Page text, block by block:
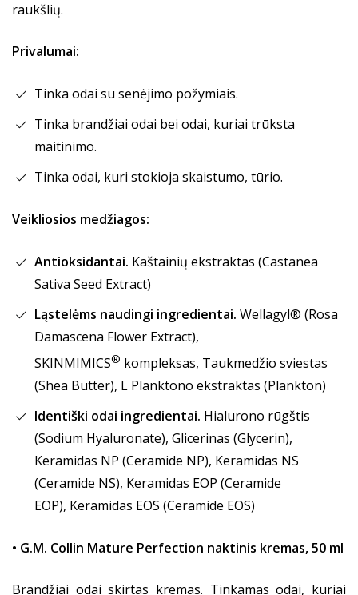
raukšlių.
Privalumai:
Tinka odai su senėjimo požymiais.
Tinka brandžiai odai bei odai, kuriai trūksta
maitinimo.
Tinka odai, kuri stokioja skaistumo, tūrio.
Veikliosios medžiagos:
Antioksidantai. Kaštainių ekstraktas (Castanea
Sativa Seed Extract)
Ląstelėms naudingi ingredientai. Wellagyl® (Rosa
Damascena Flower Extract),
SKINMIMICS® kompleksas, Taukmedžio sviestas
(Shea Butter), L Planktono ekstraktas (Plankton)
Identiški odai ingredientai. Hialurono rūgštis
(Sodium Hyaluronate), Glicerinas (Glycerin),
Keramidas NP (Ceramide NP), Keramidas NS
(Ceramide NS), Keramidas EOP (Ceramide
EOP), Keramidas EOS (Ceramide EOS)
• G.M. Collin Mature Perfection naktinis kremas, 50 ml
Brandžiai odai skirtas kremas. Tinkamas odai, kuriai